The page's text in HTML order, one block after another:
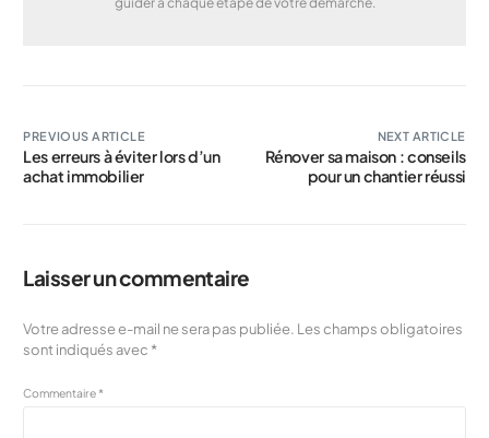
PREVIOUS ARTICLE
Les erreurs à éviter lors d’un
achat immobilier
NEXT ARTICLE
Rénover sa maison : conseils
pour un chantier réussi
Laisser un commentaire
Votre adresse e-mail ne sera pas publiée. Les champs obligatoires
sont indiqués avec *
Commentaire*